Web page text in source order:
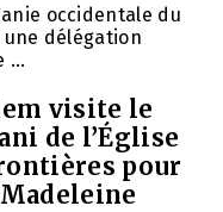
occidentale du
une délégation
...
visite le
de l’Église
pour